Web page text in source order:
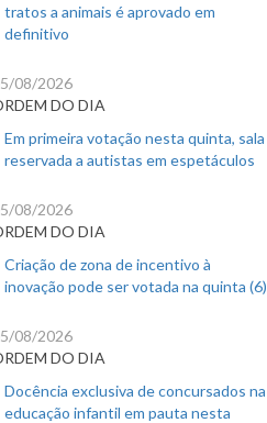
tratos a animais é aprovado em
definitivo
08/2026
DO DIA
Em primeira votação nesta quinta, sala
reservada a autistas em espetáculos
08/2026
DO DIA
Criação de zona de incentivo à
inovação pode ser votada na quinta (6)
08/2026
DO DIA
Docência exclusiva de concursados na
educação infantil em pauta nesta